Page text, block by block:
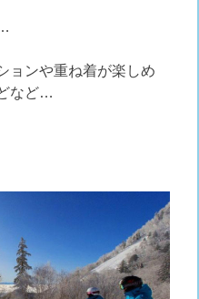
ョンや重ね着が楽しめ
など…